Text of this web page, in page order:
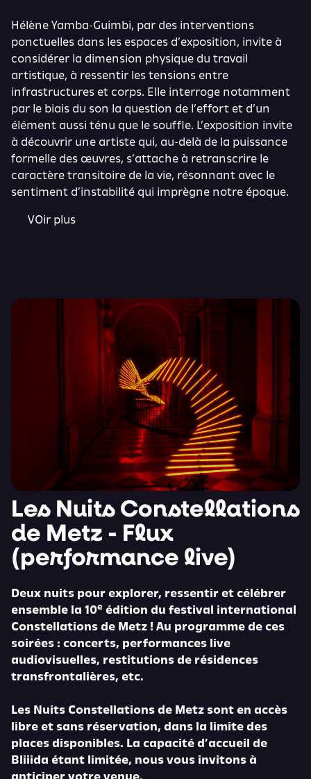
Hélène Yamba-Guimbi, par des interventions
ponctuelles dans les espaces d’exposition, invite à
considérer la dimension physique du travail
artistique, à ressentir les tensions entre
infrastructures et corps. Elle interroge notamment
par le biais du son la question de l’effort et d’un
élément aussi ténu que le souffle. L’exposition invite
à découvrir une artiste qui, au-delà de la puissance
formelle des œuvres, s’attache à retranscrire le
caractère transitoire de la vie, résonnant avec le
sentiment d’instabilité qui imprègne notre époque.
VOir plus
Les Nuits Constellations
de Metz - Flux
(performance live)
Deux nuits pour explorer, ressentir et célébrer
ensemble la 10e édition du festival international
Constellations de Metz ! Au programme de ces
soirées : concerts, performances live
audiovisuelles, restitutions de résidences
transfrontalières, etc.
Les Nuits Constellations de Metz sont en accès
libre et sans réservation, dans la limite des
places disponibles. La capacité d’accueil de
Bliiida étant limitée, nous vous invitons à